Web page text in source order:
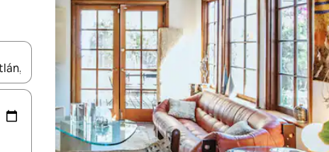
vers le haut et vers le bas pour les parcourir ou en appuyant et en